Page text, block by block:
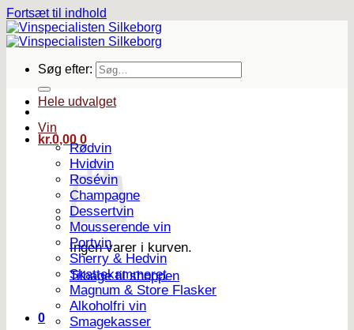
Fortsæt til indhold
Søg efter:
kr.0,00 0
Ingen varer i kurven.
Tilbage til shoppen
0
Hele udvalget
Vin
Rødvin
Hvidvin
Rosévin
Champagne
Dessertvin
Mousserende vin
Portvin
Sherry & Hedvin
Skattekammeret
Magnum & Store Flasker
Alkoholfri vin
Smagekasser